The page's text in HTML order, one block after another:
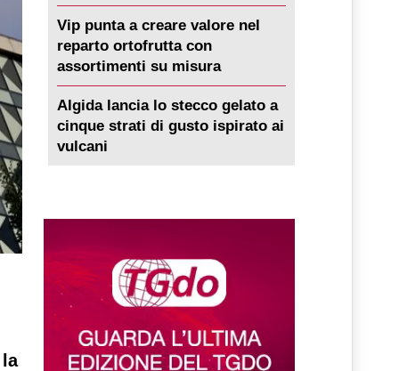
Vip punta a creare valore nel
reparto ortofrutta con
assortimenti su misura
Algida lancia lo stecco gelato a
cinque strati di gusto ispirato ai
vulcani